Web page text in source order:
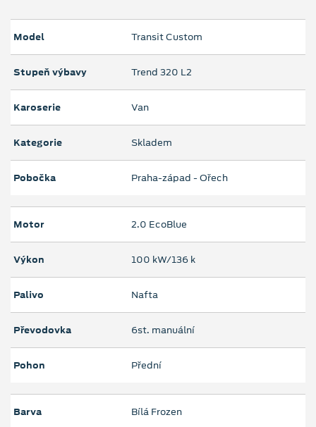
Model Transit Custom
Stupeň výbavy Trend 320 L2
Karoserie Van
Kategorie Skladem
Pobočka Praha-západ - Ořech
Motor 2.0 EcoBlue
Výkon 100 kW/136 k
Palivo Nafta
Převodovka 6st. manuální
Pohon Přední
Barva Bílá Frozen